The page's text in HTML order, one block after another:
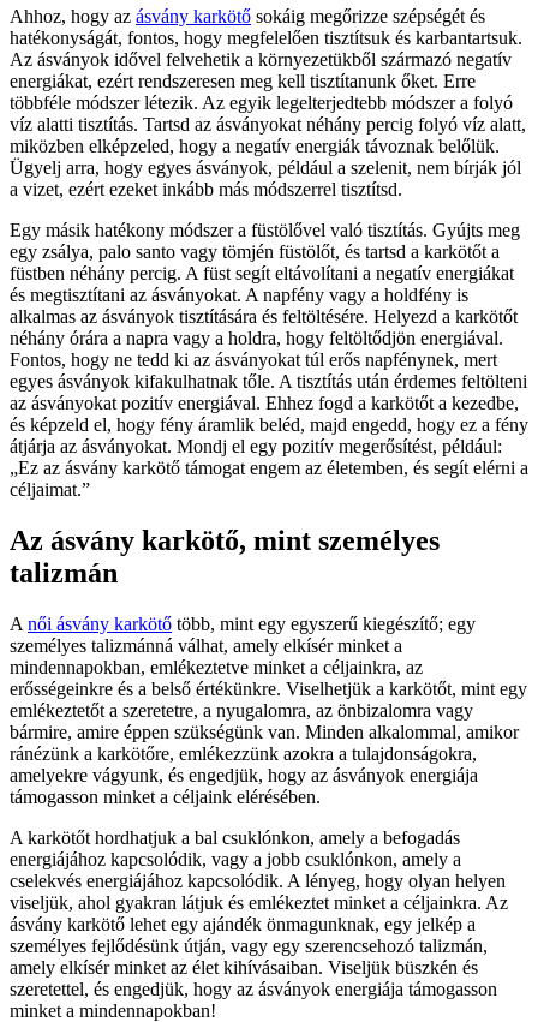
Ahhoz, hogy az ásvány karkötő sokáig megőrizze szépségét és
hatékonyságát, fontos, hogy megfelelően tisztítsuk és karbantartsuk.
Az ásványok idővel felvehetik a környezetükből származó negatív
energiákat, ezért rendszeresen meg kell tisztítanunk őket. Erre
többféle módszer létezik. Az egyik legelterjedtebb módszer a folyó
víz alatti tisztítás. Tartsd az ásványokat néhány percig folyó víz alatt,
miközben elképzeled, hogy a negatív energiák távoznak belőlük.
Ügyelj arra, hogy egyes ásványok, például a szelenit, nem bírják jól
a vizet, ezért ezeket inkább más módszerrel tisztítsd.
Egy másik hatékony módszer a füstölővel való tisztítás. Gyújts meg
egy zsálya, palo santo vagy tömjén füstölőt, és tartsd a karkötőt a
füstben néhány percig. A füst segít eltávolítani a negatív energiákat
és megtisztítani az ásványokat. A napfény vagy a holdfény is
alkalmas az ásványok tisztítására és feltöltésére. Helyezd a karkötőt
néhány órára a napra vagy a holdra, hogy feltöltődjön energiával.
Fontos, hogy ne tedd ki az ásványokat túl erős napfénynek, mert
egyes ásványok kifakulhatnak tőle. A tisztítás után érdemes feltölteni
az ásványokat pozitív energiával. Ehhez fogd a karkötőt a kezedbe,
és képzeld el, hogy fény áramlik beléd, majd engedd, hogy ez a fény
átjárja az ásványokat. Mondj el egy pozitív megerősítést, például:
„Ez az ásvány karkötő támogat engem az életemben, és segít elérni a
céljaimat.”
Az ásvány karkötő, mint személyes
talizmán
A női ásvány karkötő több, mint egy egyszerű kiegészítő; egy
személyes talizmánná válhat, amely elkísér minket a
mindennapokban, emlékeztetve minket a céljainkra, az
erősségeinkre és a belső értékünkre. Viselhetjük a karkötőt, mint egy
emlékeztetőt a szeretetre, a nyugalomra, az önbizalomra vagy
bármire, amire éppen szükségünk van. Minden alkalommal, amikor
ránézünk a karkötőre, emlékezzünk azokra a tulajdonságokra,
amelyekre vágyunk, és engedjük, hogy az ásványok energiája
támogasson minket a céljaink elérésében.
A karkötőt hordhatjuk a bal csuklónkon, amely a befogadás
energiájához kapcsolódik, vagy a jobb csuklónkon, amely a
cselekvés energiájához kapcsolódik. A lényeg, hogy olyan helyen
viseljük, ahol gyakran látjuk és emlékeztet minket a céljainkra. Az
ásvány karkötő lehet egy ajándék önmagunknak, egy jelkép a
személyes fejlődésünk útján, vagy egy szerencsehozó talizmán,
amely elkísér minket az élet kihívásaiban. Viseljük büszkén és
szeretettel, és engedjük, hogy az ásványok energiája támogasson
minket a mindennapokban!